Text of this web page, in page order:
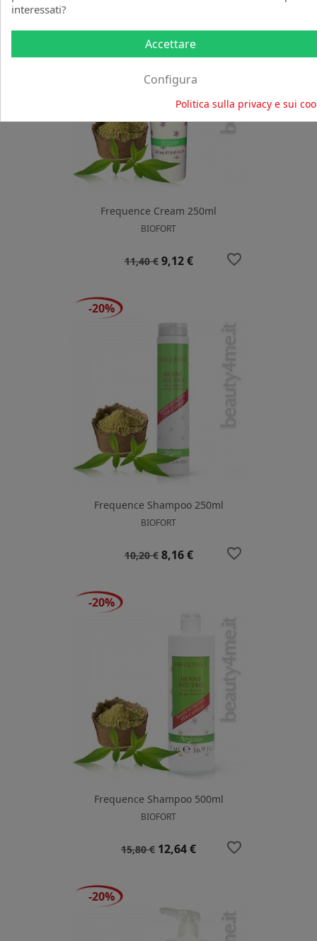
Frequence Cream 250ml
BIOFORT
Prezzo
11,40 € Prezzo
9,12 € favorite_border
Frequence Shampoo 250ml
BIOFORT
Prezzo
10,20 € Prezzo
8,16 €
-20%
favorite_border
Frequence Shampoo 500ml
BIOFORT
Prezzo
15,80 € Prezzo
12,64 €
-20%
favorite_border
-20%
interessati?
Accettare
Configura
Politica sulla privacy e sui